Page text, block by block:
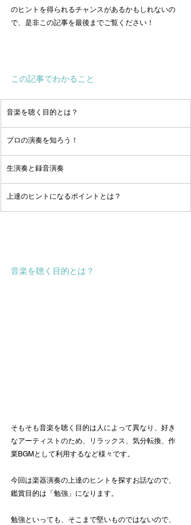
のヒントを得られるチャンスがあるかもしれないの
で、是非この記事を最後までご覧ください！
この記事でわかること
音楽を聴く目的とは？
プロの演奏を知ろう！
生演奏と録音演奏
上達のヒントになるポイントとは？
音楽を聴く目的とは？
そもそも音楽を聴く目的は人によって異なり、好き
なアーティストのため、リラックス、気分転換、作
業BGMとして利用するなど様々です。
今回は楽器演奏の上達のヒントを探すお話なので、
鑑賞目的は「勉強」になります。
勉強といっても、そこまで堅いものではないので、